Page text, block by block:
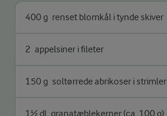
400 g renset blomkål i tynde skiver
2 appelsiner i fileter
150 g soltørrede abrikoser i strimler
1½ dl granatæblekerner (ca. 100 g)